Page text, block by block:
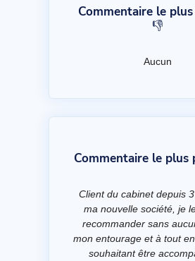
Commentaire le
👎
Aucun
Commentaire le plus
Client du cabinet depuis
ma nouvelle société, je
recommander sans
mon entourage et à tout
souhaitant être